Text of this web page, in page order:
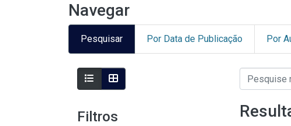
Navegar
Pesquisar Por Data de Publicação Por
Filtros